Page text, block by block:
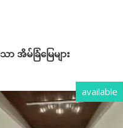
အိမ်ခြံမြေများ
available